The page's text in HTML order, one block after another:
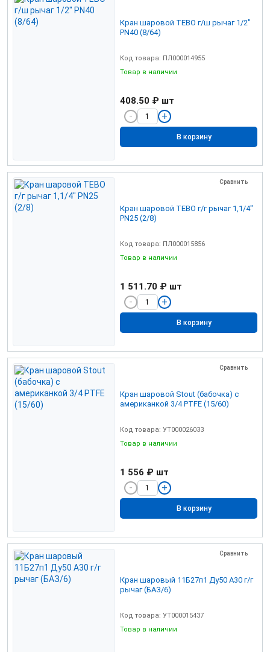
Кран шаровой TEBO г/ш рычаг 1/2"
PN40 (8/64)
Код товара: ПЛ000014955
Товар в наличии
408.50 ₽ шт
В корзину
Сравнить
Кран шаровой TEBO г/г рычаг 1,1/4"
PN25 (2/8)
Код товара: ПЛ000015856
Товар в наличии
1 511.70 ₽ шт
В корзину
Сравнить
Кран шаровой Stout (бабочка) с
американкой 3/4 PTFE (15/60)
Код товара: УТ000026033
Товар в наличии
1 556 ₽ шт
В корзину
Сравнить
Кран шаровый 11Б27п1 Ду50 А30 г/г
рычаг (БАЗ/6)
Код товара: УТ000015437
Товар в наличии